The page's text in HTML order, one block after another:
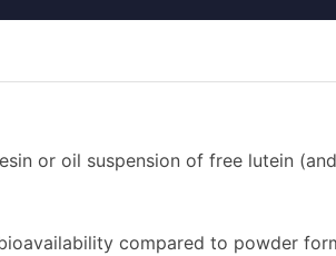
or oil suspension of free lutein
compared to powder